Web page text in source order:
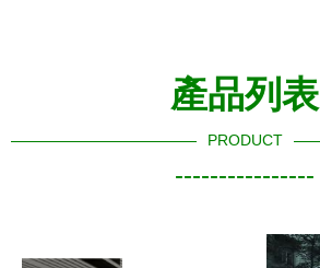
產品列表
PRODUCT
----------------